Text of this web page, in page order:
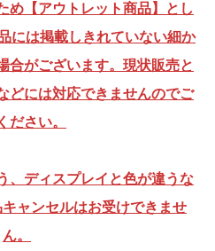
め【アウトレット商品】とし
には掲載しきれていない細か
合がございます。現状販売と
どには対応できませんのでご
ださい。
、ディスプレイと色が違うな
ャンセルはお受けできませ
ん。